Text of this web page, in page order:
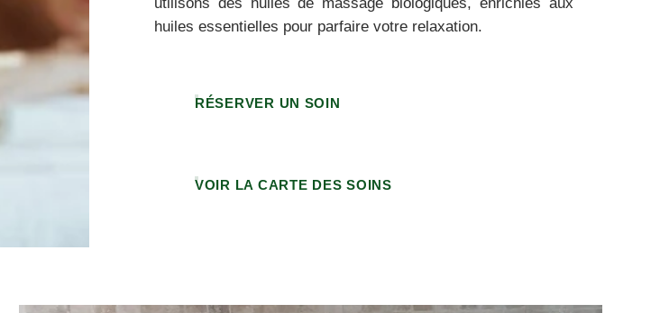
huiles essentielles pour parfaire votre relaxation.
RÉSERVER UN SOIN
VOIR LA CARTE DES SOINS